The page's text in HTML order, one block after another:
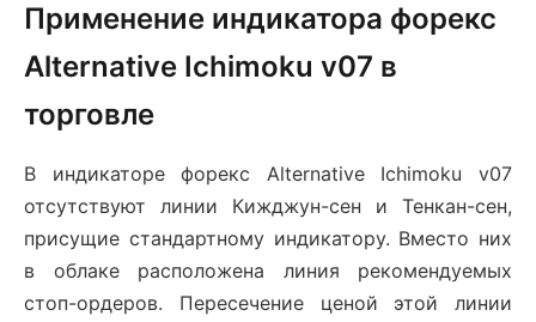
Применение индикатора форекс
Alternative Ichimoku v07 в
торговле
В индикаторе форекс Alternative Ichimoku v07
отсутствуют линии Кижджун-сен и Тенкан-сен,
присущие стандартному индикатору. Вместо них
в облаке расположена линия рекомендуемых
стоп-ордеров. Пересечение ценой этой линии